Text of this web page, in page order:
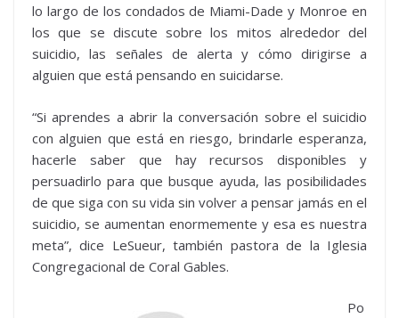
lo largo de los condados de Miami-Dade y Monroe en
los que se discute sobre los mitos alrededor del
suicidio, las señales de alerta y cómo dirigirse a
alguien que está pensando en suicidarse.
“Si aprendes a abrir la conversación sobre el suicidio
con alguien que está en riesgo, brindarle esperanza,
hacerle saber que hay recursos disponibles y
persuadirlo para que busque ayuda, las posibilidades
de que siga con su vida sin volver a pensar jamás en el
suicidio, se aumentan enormemente y esa es nuestra
meta”, dice LeSueur, también pastora de la Iglesia
Congregacional de Coral Gables.
Po